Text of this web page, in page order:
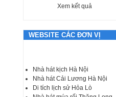
một số hành vi vi phạm hành
Phê duyệt Chương trình phát
triển kinh tế số và xã hội số giai
I. CHỈ TIÊU VÀ VỊ TRÍ VIỆC LÀM
TUYỂN DỤNG LAO ĐỘNG HỢP
ĐỒNG Tổng số chỉ…
Xem kết quả
WEBSITE CÁC ĐƠN VỊ
Nhà hát kịch Hà Nội
Nhà hát Cải Lương Hà Nội
Di tích lịch sử Hỏa Lò